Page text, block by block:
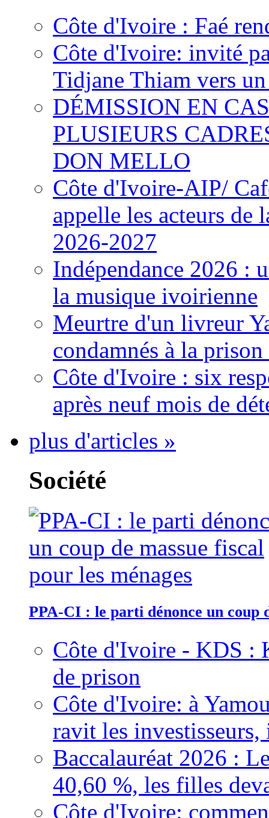
Côte d'Ivoire : Faé
Côte d'Ivoire: invité
Tidjane Thiam vers
DÉMISSION EN
PLUSIEURS
DON MELLO
Côte d'Ivoire-AIP/
appelle les acteurs de
2026-2027
Indépendance 2026 :
la musique ivoirienne
Meurtre d'un livreur
condamnés à la
Côte d'Ivoire : six
après neuf mois de
plus d'articles »
Société
PPA-CI : le parti dénonce un coup
Côte d'Ivoire - KDS :
de prison
Côte d'Ivoire: à
ravit les
Baccalauréat 2026 :
40,60 %, les filles
Côte d'Ivoire: